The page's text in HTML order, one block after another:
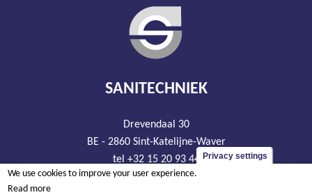
SANITECHNIEK
Drevendaal 30
BE - 2860 Sint-Katelijne-Waver
tel +32 15 20 93 44
info@sanitechniek.be
Privacy settings
We use cookies to improve your user experience.
Read more